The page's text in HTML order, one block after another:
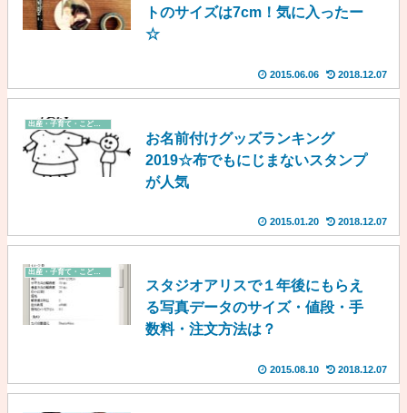
トのサイズは7cm！気に入ったー
☆
2015.06.06 2018.12.07
出産・子育て・こども費
お名前付けグッズランキング
2019☆布でもにじまないスタンプ
が人気
2015.01.20 2018.12.07
スタジオアリスで１年後にもらえ
る写真データのサイズ・値段・手
数料・注文方法は？
2015.08.10 2018.12.07